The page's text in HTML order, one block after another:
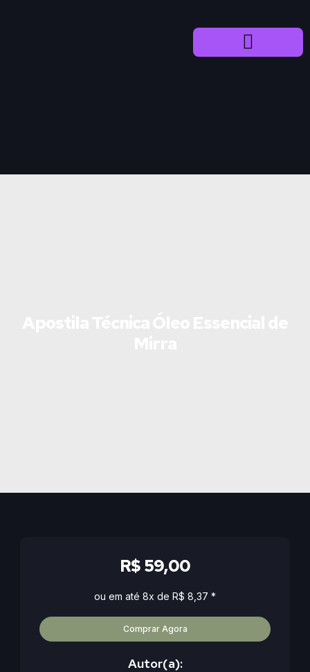
R$ 59,00
ou em até 8x de R$ 8,37 *
Comprar Agora
Autor(a):